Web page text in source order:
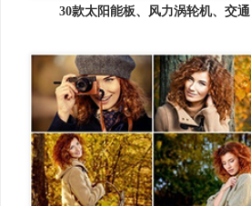
30款太阳能板、风力涡轮机、交通